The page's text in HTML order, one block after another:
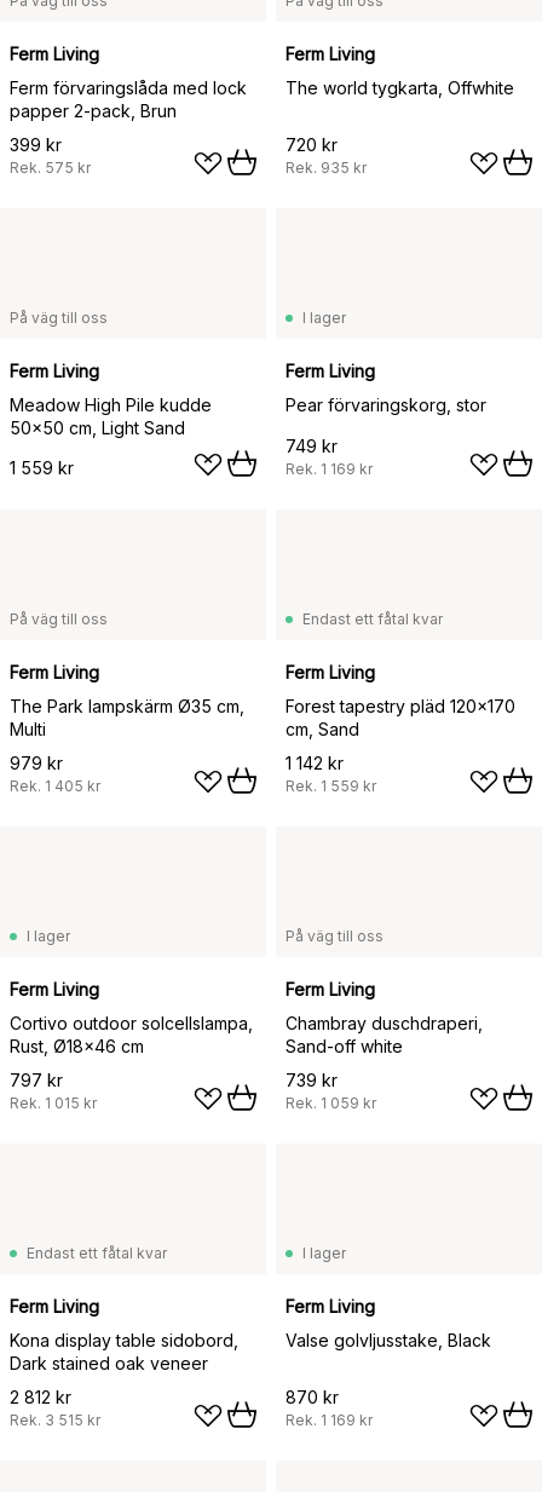
Ferm Living
Ferm förvaringslåda med lock
papper 2-pack, Brun
399 kr
Rek. 575 kr
Ferm Living
The world tygkarta, Offwhite
720 kr
Rek. 935 kr
På väg till oss
Ferm Living
Meadow High Pile kudde
50x50 cm, Light Sand
1 559 kr
I lager
Ferm Living
Pear förvaringskorg, stor
749 kr
Rek. 1 169 kr
På väg till oss
Ferm Living
The Park lampskärm Ø35 cm,
Multi
979 kr
Rek. 1 405 kr
Endast ett fåtal kvar
Ferm Living
Forest tapestry pläd 120x170
cm, Sand
1 142 kr
Rek. 1 559 kr
I lager
Ferm Living
Cortivo outdoor solcellslampa,
Rust, Ø18x46 cm
797 kr
Rek. 1 015 kr
På väg till oss
Ferm Living
Chambray duschdraperi,
Sand-off white
739 kr
Rek. 1 059 kr
Endast ett fåtal kvar
Ferm Living
Kona display table sidobord,
Dark stained oak veneer
2 812 kr
Rek. 3 515 kr
I lager
Ferm Living
Valse golvljusstake, Black
870 kr
Rek. 1 169 kr